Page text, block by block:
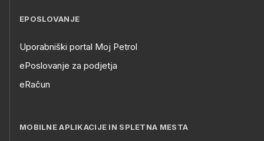
EPOSLOVANJE
Uporabniški portal Moj Petrol
ePoslovanje za podjetja
eRačun
MOBILNE APLIKACIJE IN SPLETNA MESTA